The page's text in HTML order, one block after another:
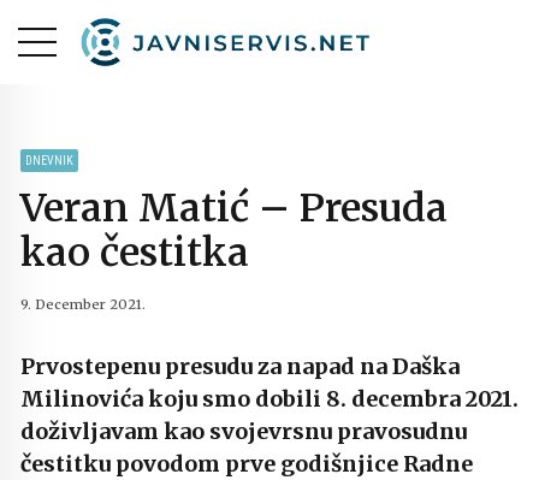
DNEVNIK
Veran Matić – Presuda
kao čestitka
9. December 2021.
Prvostepenu presudu za napad na Daška
Milinovića koju smo dobili 8. decembra 2021.
doživljavam kao svojevrsnu pravosudnu
čestitku povodom prve godišnjice Radne